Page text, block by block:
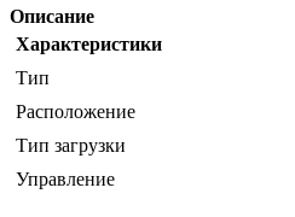
Описание
Характеристики
Тип
Расположение
Тип загрузки
Управление